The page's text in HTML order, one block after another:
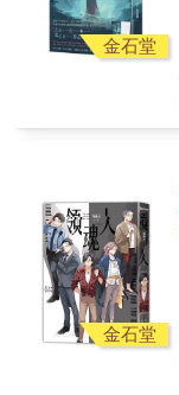
金石堂
金石堂